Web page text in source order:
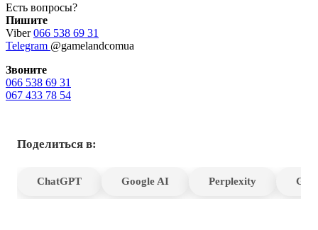
Есть вопросы?
Пишите
Viber066 538 69 31
Telegram @gamelandcomua
Звоните
066 538 69 31
067 433 78 54
Поделиться в:
ChatGPT Google AI Perplexity